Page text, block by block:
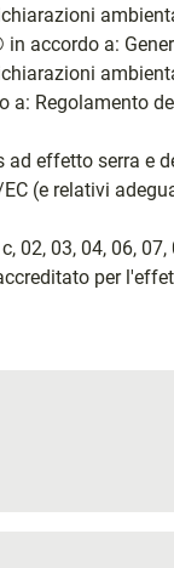
accordo a:
a: Regolamento
effetto serra e
(e relativi
02, 03, 04, 06, 07,
per